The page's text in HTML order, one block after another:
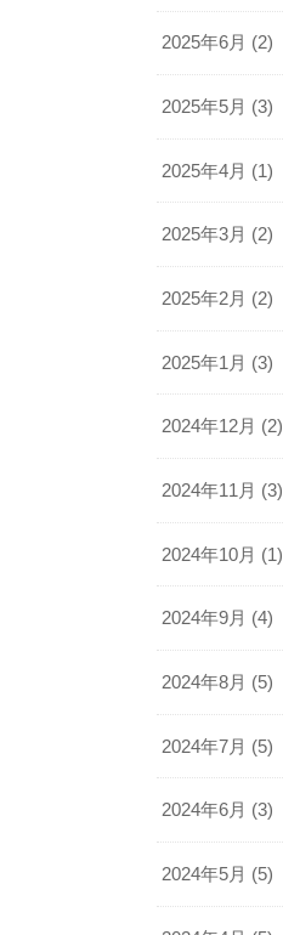
2025年6月 (2)
2025年5月 (3)
2025年4月 (1)
2025年3月 (2)
2025年2月 (2)
2025年1月 (3)
2024年12月 (2)
2024年11月 (3)
2024年10月 (1)
2024年9月 (4)
2024年8月 (5)
2024年7月 (5)
2024年6月 (3)
2024年5月 (5)